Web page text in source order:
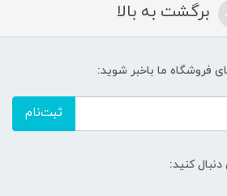
برگشت به بالا
فروشگاه ما باخبر شوید:
ثبت‌نام
کنید: